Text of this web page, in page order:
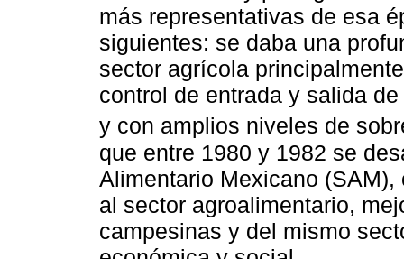
más representativas de esa
siguientes: se daba una
sector agrícola
control de entrada y salida
y con amplios niveles de
que entre 1980 y 1982 se
Alimentario Mexicano
al sector agroalimentario,
campesinas y del mismo